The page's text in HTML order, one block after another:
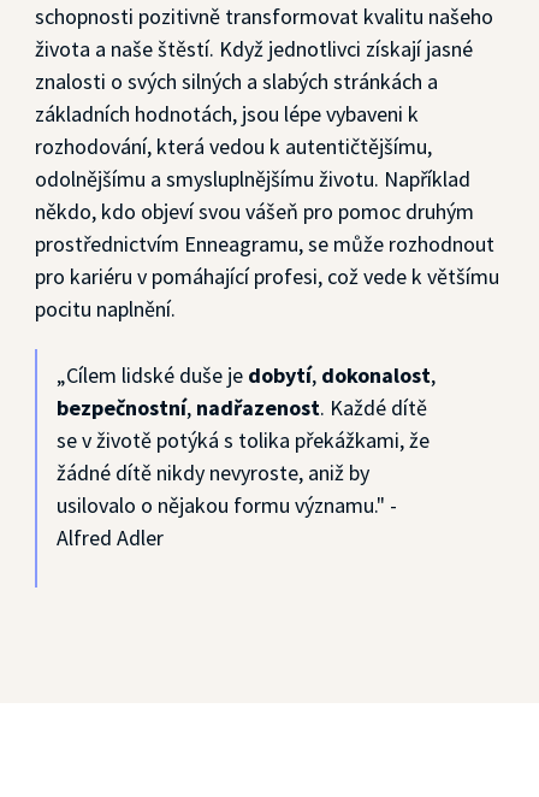
schopnosti pozitivně transformovat kvalitu našeho
života a naše štěstí. Když jednotlivci získají jasné
znalosti o svých silných a slabých stránkách a
základních hodnotách, jsou lépe vybaveni k
rozhodování, která vedou k autentičtějšímu,
odolnějšímu a smysluplnějšímu životu. Například
někdo, kdo objeví svou vášeň pro pomoc druhým
prostřednictvím Enneagramu, se může rozhodnout
pro kariéru v pomáhající profesi, což vede k většímu
pocitu naplnění.
„Cílem lidské duše je dobytí, dokonalost,
bezpečnostní, nadřazenost. Každé dítě
se v životě potýká s tolika překážkami, že
žádné dítě nikdy nevyroste, aniž by
usilovalo o nějakou formu významu." -
Alfred Adler